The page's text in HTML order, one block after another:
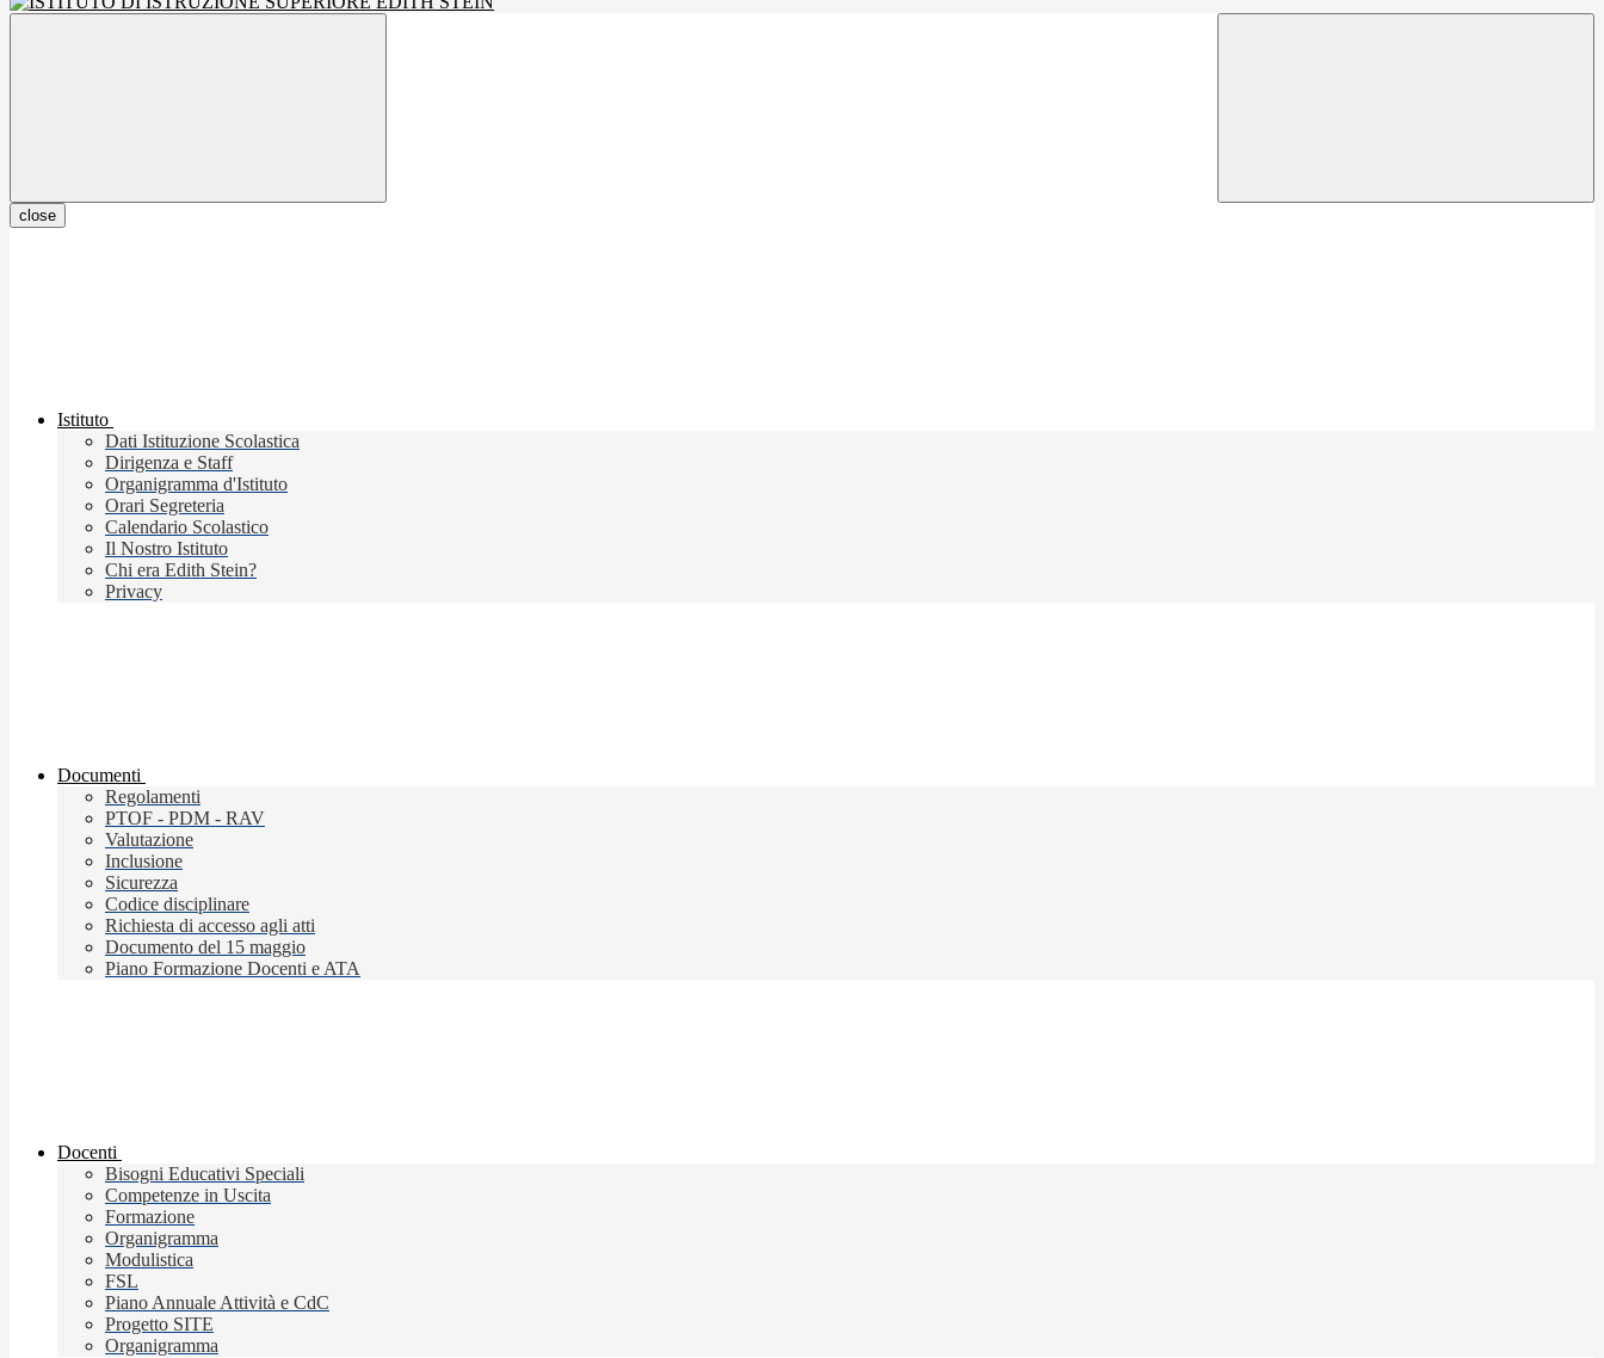
close
Istituto
Dati Istituzione Scolastica
Dirigenza e Staff
Organigramma d'Istituto
Orari Segreteria
Calendario Scolastico
Il Nostro Istituto
Chi era Edith Stein?
Privacy
Documenti
Regolamenti
PTOF - PDM - RAV
Valutazione
Inclusione
Sicurezza
Codice disciplinare
Richiesta di accesso agli atti
Documento del 15 maggio
Piano Formazione Docenti e ATA
Docenti
Bisogni Educativi Speciali
Competenze in Uscita
Formazione
Organigramma
Modulistica
FSL
Piano Annuale Attività e CdC
Progetto SITE
Organigramma